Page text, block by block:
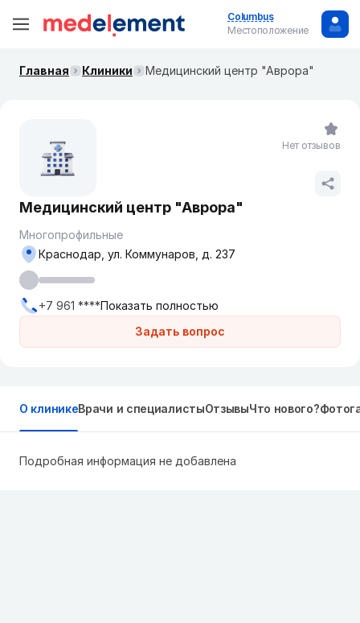
Columbus
Местоположение
Главная Клиники Медицинский центр "Аврора"
Медицинский центр "Аврора"
Многопрофильные
Задать вопрос
Краснодар, ул. Коммунаров, д. 237
+7 961 ****Показать полностью
Нет отзывов
О клиникеВрачи и специалистыОтзывыЧто нового?
Подробная информация не добавлена